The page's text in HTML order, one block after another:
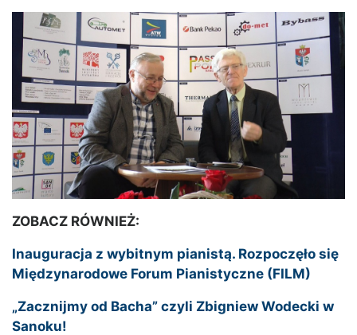
ZOBACZ RÓWNIEŻ:
Inauguracja z wybitnym pianistą. Rozpoczęło się
Międzynarodowe Forum Pianistyczne (FILM)
„Zacznijmy od Bacha” czyli Zbigniew Wodecki w
Sanoku!